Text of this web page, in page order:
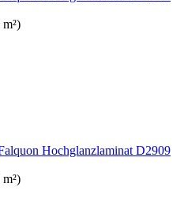
Hochglanzlaminat D2909